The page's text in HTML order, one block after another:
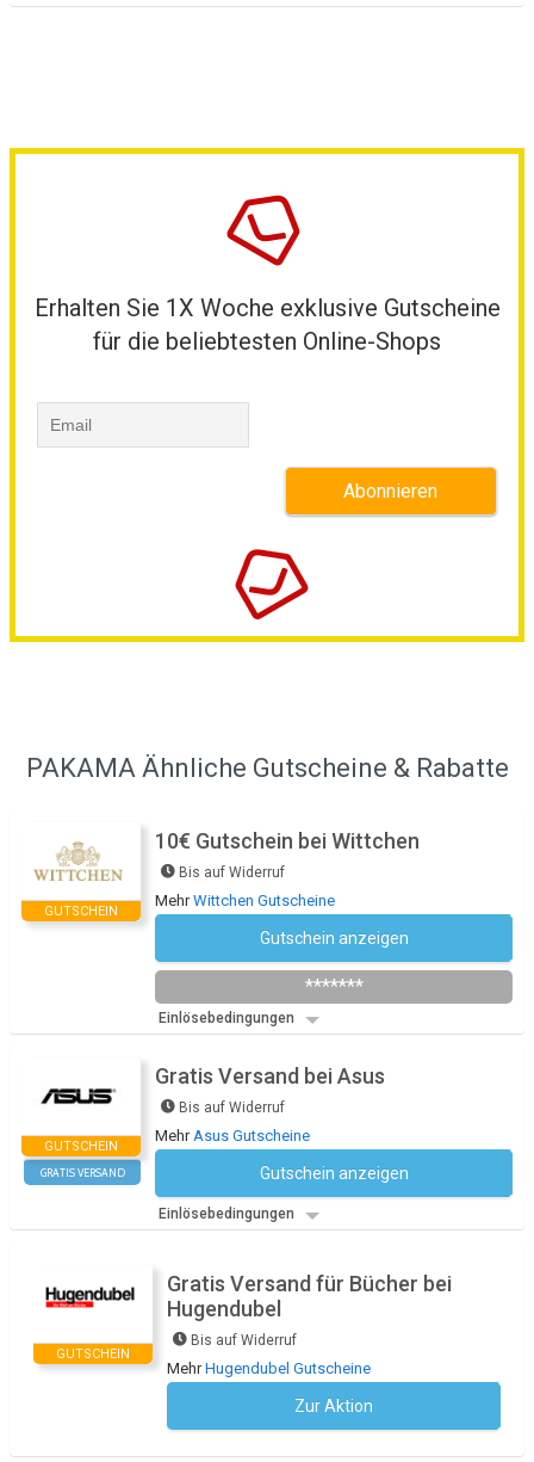
Erhalten Sie 1X Woche exklusive Gutscheine
für die beliebtesten Online-Shops
PAKAMA Ähnliche Gutscheine & Rabatte
GUTSCHEIN
10€ Gutschein bei Wittchen
Bis auf Widerruf
MehrWittchen Gutscheine
Gutschein anzeigen
*******
Einlösebedingungen
GUTSCHEIN
GRATIS VERSAND
Gratis Versand bei Asus
Bis auf Widerruf
MehrAsus Gutscheine
Gutschein anzeigen
Einlösebedingungen
GUTSCHEIN
Gratis Versand für Bücher bei
Hugendubel
Bis auf Widerruf
MehrHugendubel Gutscheine
Zur Aktion